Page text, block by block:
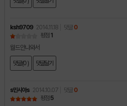
ksh9709 2014.11.18 댓글 0
평점 1
월드안나와서
댓글(0 ) 댓글달기
s민시아s 2014.10.07 댓글 0
평점 5